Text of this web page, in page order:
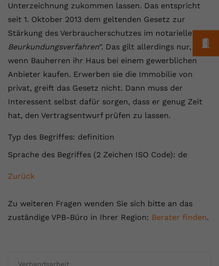
Verbandsarbeit
Unterzeichnung zukommen lassen. Das entspricht
seit 1. Oktober 2013 dem geltenden Gesetz zur
Stärkung des Verbraucherschutzes im notariellen
Beurkundungsverfahren". Das gilt allerdings nur,
wenn Bauherren ihr Haus bei einem gewerblichen
Anbieter kaufen. Erwerben sie die Immobilie von
privat, greift das Gesetz nicht. Dann muss der
Interessent selbst dafür sorgen, dass er genug Zeit
hat, den Vertragsentwurf prüfen zu lassen.
Typ des Begriffes: definition
Sprache des Begriffes (2 Zeichen ISO Code): de
Zurück
Zu weiteren Fragen wenden Sie sich bitte an das
zuständige VPB-Büro in Ihrer Region: Berater finden.
Zweck
Dieses Cookie wird verwendet, um die
Speicherung von
Benutzereinstellungen zu ermöglichen.
setzt.
Name CONSENT
Anbieter youtube.com
Zweck
YouTube setzt dieses Cookie über
eingebettete YouTube-Videos und
registriert anonyme statistische Daten.
Name yt-remote-device-id
Anbieter
YouTube setzt diesen Cookie, um die